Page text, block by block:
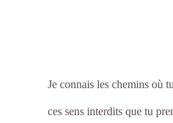
Je connais les chemins où
ces sens interdits que tu